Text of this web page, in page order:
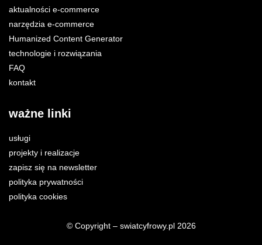
aktualności e-commerce
narzędzia e-commerce
Humanized Content Generator
technologie i rozwiązania
FAQ
kontakt
ważne linki
usługi
projekty i realizacje
zapisz się na newsletter
polityka prywatności
polityka cookies
© Copyright – swiatcyfrowy.pl 2026